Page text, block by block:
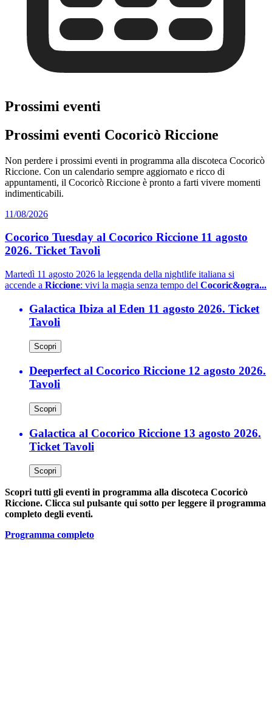
Prossimi eventi
Prossimi eventi Cocoricò Riccione
Non perdere i prossimi eventi in programma alla discoteca Cocoricò
Riccione. Con un calendario sempre aggiornato e ricco di
appuntamenti, il Cocoricò Riccione è pronto a farti vivere momenti
indimenticabili.
11/08/2026
Cocorico Tuesday al Cocorico Riccione 11 agosto
2026. Ticket Tavoli
Martedì 11 agosto 2026 la leggenda della nightlife italiana si
accende a Riccione: vivi la magia senza tempo del Cocoric&ogra...
Galactica Ibiza al Eden 11 agosto 2026. Ticket
Tavoli
Scopri
Deeperfect al Cocorico Riccione 12 agosto 2026.
Tavoli
Scopri
Galactica al Cocorico Riccione 13 agosto 2026.
Ticket Tavoli
Scopri
Scopri tutti gli eventi in programma alla discoteca Cocoricò
Riccione. Clicca sul pulsante qui sotto per leggere il programma
completo degli eventi.
Programma completo